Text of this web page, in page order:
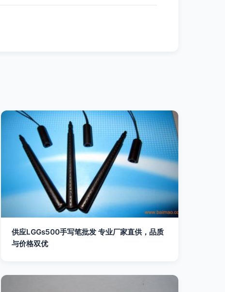
供应LGGs500手写笔批发 专业厂家直供，品质
与价格双优